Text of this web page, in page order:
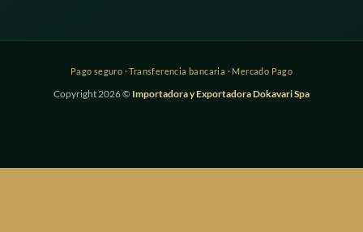
Copyright 2026 © Importadora y Exportadora Dokavari Spa